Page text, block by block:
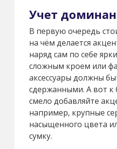
Учет
В первую очередь
на чём делается
наряд сам по себе
сложным кроем или
аксессуары должны
сдержанными. А вот к
смело добавляйте
например, крупные
насыщенного цвета
сумку.